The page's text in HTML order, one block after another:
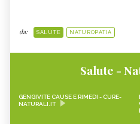
da: SALUTE NATUROPATIA
Salute -
GENGIVITE CAUSE E RIMEDI - CURE-
NATURALI.IT